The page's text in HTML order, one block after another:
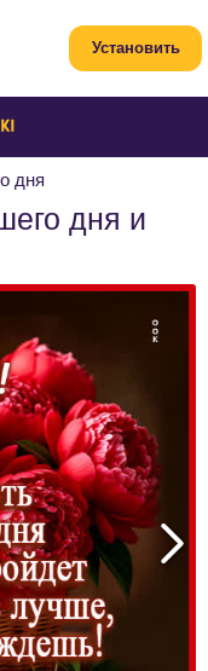
дня
дня и
Установить